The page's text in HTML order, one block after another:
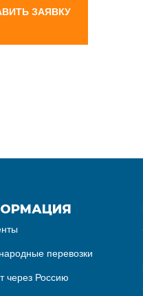
ЗАЯВКУ
перевозки
через Россию